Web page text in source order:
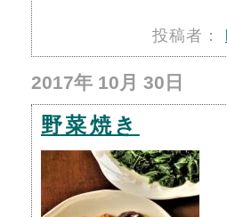
投稿者：
2017年 10月 30日
野菜焼き